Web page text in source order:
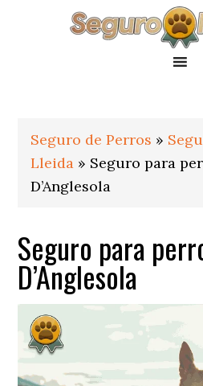
Seguro de Perros »
Lleida » Seguro para
D’Anglesola
Seguro para
D’Anglesola